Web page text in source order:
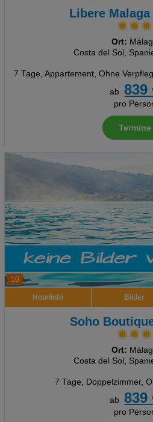
Libere Malaga
Ort:
Costa del Sol,
7 Tage, Appartement, Ohne
ab
839
pro
Termine
10
Hotelinfo Bilder
Soho
Ort:
Costa del Sol,
7 Tage, Doppelzimmer,
ab
839
pro